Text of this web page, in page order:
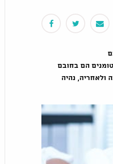
הם בחובם
ולאחריה, נהיה